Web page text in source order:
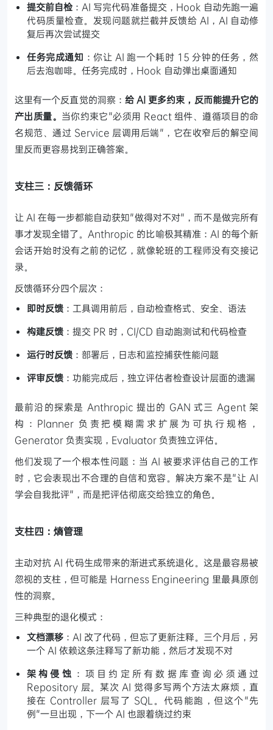
提交前自检 ：AI 写完代码准备提交，Hook 自动先跑一遍
代码质量检查。发现问题就拦截并反馈给 AI，AI 自动修
复后再次尝试提交
任务完成通知 ：你让 AI 跑一个耗时 15 分钟的任务，然
后去泡咖啡。任务完成时，Hook 自动弹出桌面通知
这里有一个反直觉的洞察： 给 AI 更多约束，反而能提升它的
产出质量。 当你约束它"必须用 React 组件、遵循项目的命
名规范、通过 Service 层调用后端"，它在收窄后的解空间
里反而更容易找到正确答案。
支柱三：反馈循环
让 AI 在每一步都能自动获知"做得对不对"，而不是做完所有
事才发现全错了。Anthropic 的比喻极其精准：AI 的每个新
会话开始时没有之前的记忆，就像轮班的工程师没有交接记
录。
反馈循环分四个层次：
即时反馈 ：工具调用前后，自动检查格式、安全、语法
构建反馈 ：提交 PR 时，CI/CD 自动跑测试和代码检查
运行时反馈 ：部署后，日志和监控捕获性能问题
评审反馈 ：功能完成后，独立评估者检查设计层面的遗漏
最前沿的探索是 Anthropic 提出的 GAN 式三 Agent 架
构：Planner 负责把模糊需求扩展为可执行规格，
Generator 负责实现，Evaluator 负责独立评估。
他们发现了一个根本性问题：当 AI 被要求评估自己的工作
时，它会表现出不合理的自信和宽容。解决方案不是"让 AI
学会自我批评"，而是把评估彻底交给独立的角色。
支柱四：熵管理
主动对抗 AI 代码生成带来的渐进式系统退化。这是最容易被
忽视的支柱，但可能是 Harness Engineering 里最具原创
性的洞察。
三种典型的退化模式：
文档漂移 ：AI 改了代码，但忘了更新注释。三个月后，另
一个 AI 依赖这条注释写了新功能，然后才发现不对
架构侵蚀 ：项目约定所有数据库查询必须通过
Repository 层。某次 AI 觉得多写两个方法太麻烦，直
接在 Controller 层写了 SQL。代码能跑，但这个"先
例"一旦出现，下一个 AI 也跟着绕过约束